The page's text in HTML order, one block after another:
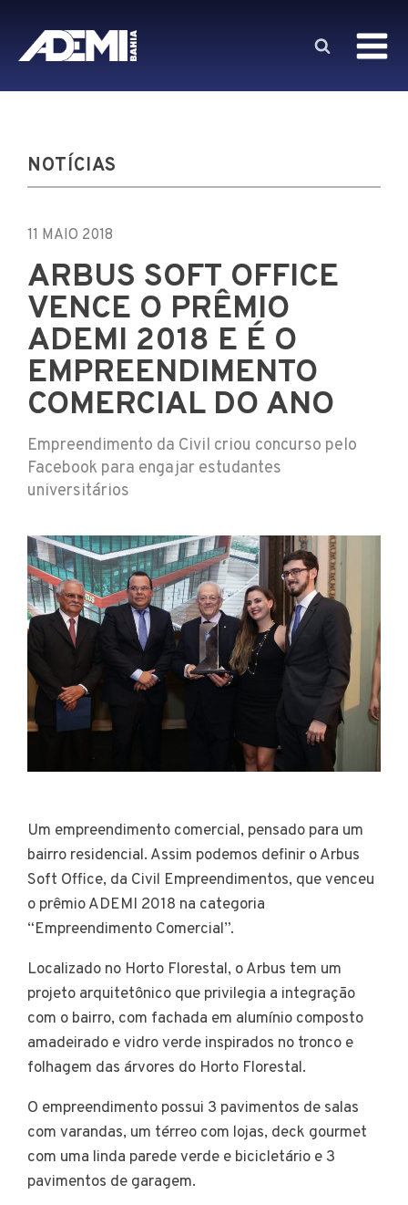
NOTÍCIAS
11 MAIO 2018
ARBUS SOFT OFFICE
VENCE O PRÊMIO
ADEMI 2018 E É O
EMPREENDIMENTO
COMERCIAL DO ANO
Empreendimento da Civil criou concurso pelo
Facebook para engajar estudantes
universitários
Um empreendimento comercial, pensado para um
bairro residencial. Assim podemos definir o Arbus
Soft Office, da Civil Empreendimentos, que venceu
o prêmio ADEMI 2018 na categoria
“Empreendimento Comercial”.
Localizado no Horto Florestal, o Arbus tem um
projeto arquitetônico que privilegia a integração
com o bairro, com fachada em alumínio composto
amadeirado e vidro verde inspirados no tronco e
folhagem das árvores do Horto Florestal.
O empreendimento possui 3 pavimentos de salas
com varandas, um térreo com lojas, deck gourmet
com uma linda parede verde e bicicletário e 3
pavimentos de garagem.